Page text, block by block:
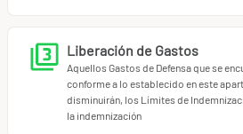
Son opciones la contratación de
complementarias como la:
Inhabilitación profesional
Responsabilidad civil por
Liberación de Gastos
Aquellos Gastos de Defensa que se
conforme a lo establecido en este
disminuirán, los Límites de
la indemnización